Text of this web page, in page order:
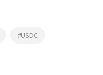
#USDC